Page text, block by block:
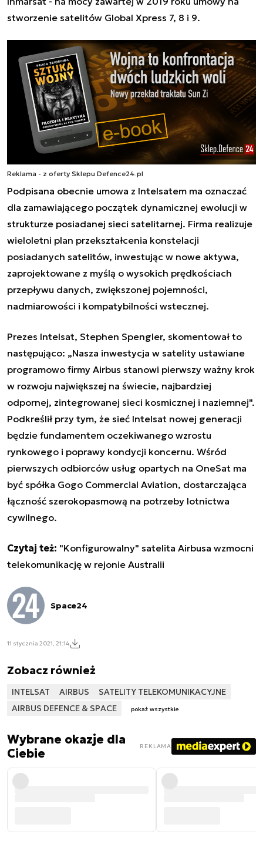
stworzenie satelitów Global Xpress 7, 8 i 9.
Reklama - z oferty Sklepu Defence24.pl
Podpisana obecnie umowa z Intelsatem ma oznaczać
dla zamawiającego początek dynamicznej ewolucji w
strukturze posiadanej sieci satelitarnej. Firma realizuje
wieloletni plan przekształcenia konstelacji
posiadanych satelitów, inwestując w nowe aktywa,
zaprojektowane z myślą o wysokich prędkościach
przepływu danych, zwiększonej pojemności,
nadmiarowości i kompatybilności wstecznej.
Prezes Intelsat, Stephen Spengler, skomentował to
następująco: „Nasza inwestycja w satelity ustawiane
programowo firmy Airbus stanowi pierwszy ważny krok
w rozwoju największej na świecie, najbardziej
odpornej, zintegrowanej sieci kosmicznej i naziemnej".
Podkreślił przy tym, że sieć Intelsat nowej generacji
będzie fundamentem oczekiwanego wzrostu
rynkowego i poprawy kondycji koncernu. Wśród
pierwszych odbiorców usług opartych na OneSat ma
być spółka Gogo Commercial Aviation, dostarczająca
łączność szerokopasmową na potrzeby lotnictwa
cywilnego.
Czytaj też: "Konfigurowalny" satelita Airbusa wzmocni
telekomunikację w rejonie Australii
Space24
11 stycznia 2021, 21:14
Zobacz również
INTELSAT AIRBUS
SATELITY TELEKOMUNIKACYJNE
AIRBUS DEFENCE & SPACE
pokaż wszystkie
Wybrane okazje dla
Ciebie
REKLAMA